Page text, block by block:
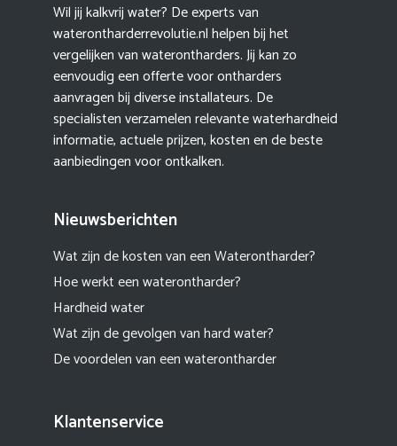
Wil jij kalkvrij water? De experts van
waterontharderrevolutie.nl helpen bij het
vergelijken van waterontharders. Jij kan zo
eenvoudig een offerte voor ontharders
aanvragen bij diverse installateurs. De
specialisten verzamelen relevante waterhardheid
informatie, actuele prijzen, kosten en de beste
aanbiedingen voor ontkalken.
Nieuwsberichten
Wat zijn de kosten van een Waterontharder?
Hoe werkt een waterontharder?
Hardheid water
Wat zijn de gevolgen van hard water?
De voordelen van een waterontharder
Klantenservice